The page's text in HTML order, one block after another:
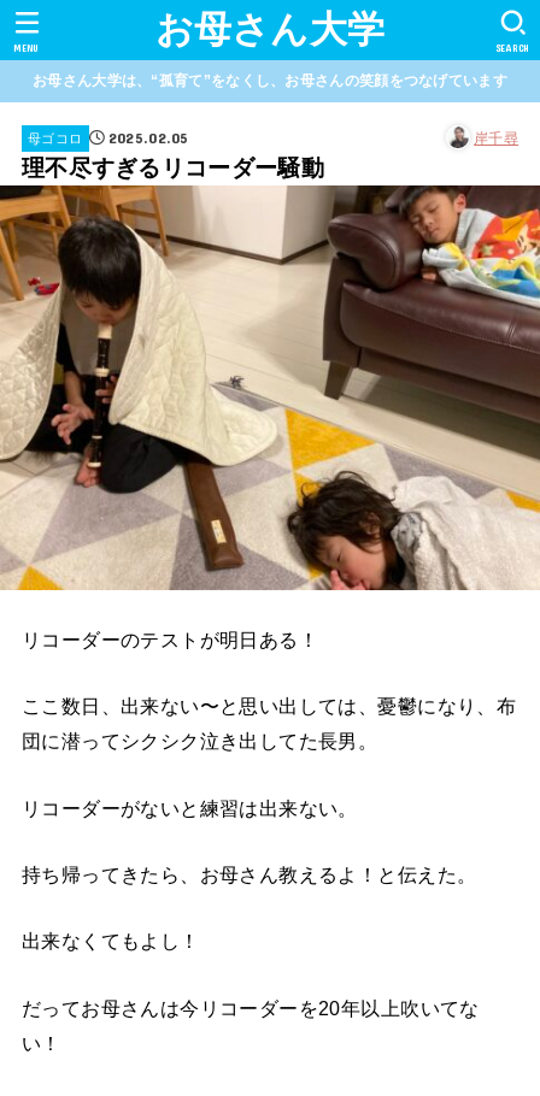
お母さん大学 SEARCH
MENU
お母さん大学は、“孤育て”をなくし、お母さんの笑顔をつなげています
母ゴコロ 2025.02.05 岸千尋
理不尽すぎるリコーダー騒動
リコーダーのテストが明日ある！
ここ数日、出来ない〜と思い出しては、憂鬱になり、布
団に潜ってシクシク泣き出してた長男。
リコーダーがないと練習は出来ない。
持ち帰ってきたら、お母さん教えるよ！と伝えた。
出来なくてもよし！
だってお母さんは今リコーダーを20年以上吹いてな
い！